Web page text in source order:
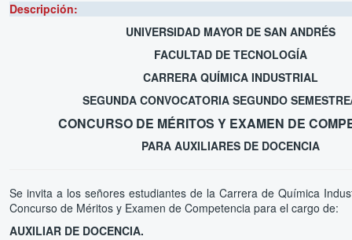
Descripción:
UNIVERSIDAD MAYOR DE SAN ANDRÉS
FACULTAD DE TECNOLOGÍA
CARRERA QUÍMICA INDUSTRIAL
SEGUNDA CONVOCATORIA SEGUNDO
CONCURSO DE MÉRITOS Y EXAMEN DE
PARA AUXILIARES DE DOCENCIA
Se invita a los señores estudiantes de la Carrera de Química
Concurso de Méritos y Examen de Competencia para el cargo de:
AUXILIAR DE DOCENCIA.